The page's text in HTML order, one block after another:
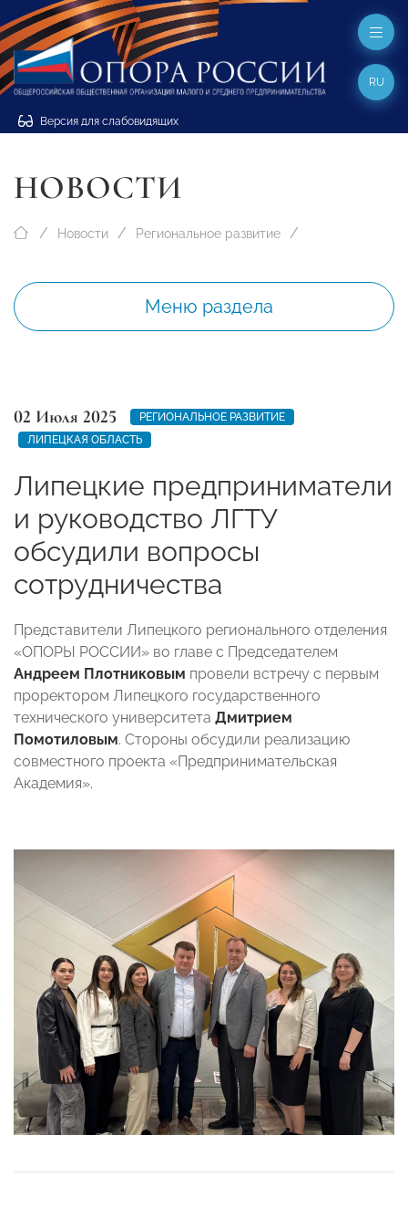
Версия для слабовидящих
RU
НОВОСТИ
Новости Региональное развитие
Меню раздела
02 Июля 2025
РЕГИОНАЛЬНОЕ РАЗВИТИЕ
ЛИПЕЦКАЯ ОБЛАСТЬ
Липецкие предприниматели
и руководство ЛГТУ
обсудили вопросы
сотрудничества
Представители Липецкого регионального отделения
«ОПОРЫ РОССИИ» во главе с Председателем
Андреем Плотниковым провели встречу с первым
проректором Липецкого государственного
технического университета Дмитрием
Помотиловым. Стороны обсудили реализацию
совместного проекта «Предпринимательская
Академия».